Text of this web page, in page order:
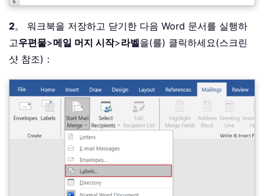
2。 워크북을 저장하고 닫기한 다음 Word 문서를 실행하
고우편물>메일 머지 시작>라벨을(를) 클릭하세요(스크린
샷 참조)：